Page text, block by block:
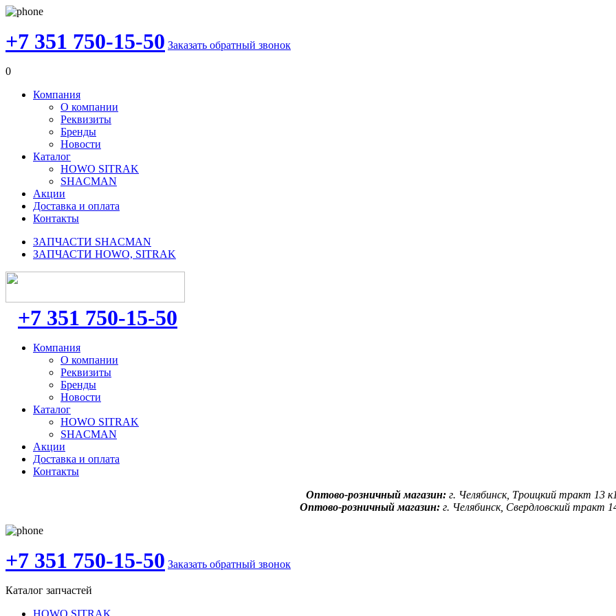
+7 351 750-15-50 Заказать обратный звонок
0
Компания
О компании
Реквизиты
Бренды
Новости
Каталог
HOWO SITRAK
SHACMAN
Акции
Доставка и оплата
Контакты
ЗАПЧАСТИ SHACMAN
ЗАПЧАСТИ HOWO, SITRAK
+7 351 750-15-50
Компания
О компании
Реквизиты
Бренды
Новости
Каталог
HOWO SITRAK
SHACMAN
Акции
Доставка и оплата
Контакты
Оптово-розничный магазин: г. Челябинск, Троицкий тракт 13
Оптово-розничный магазин:г. Челябинск, Свердловский тракт
+7 351 750-15-50 Заказать обратный звонок
Каталог запчастей
HOWO SITRAK